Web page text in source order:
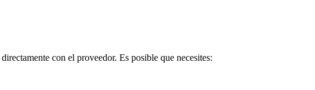
con el proveedor. Es posible que necesites: